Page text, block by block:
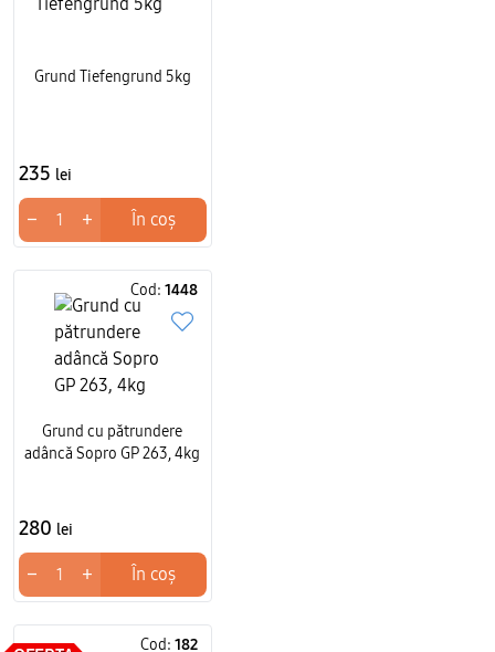
Grund Tiefengrund 5kg
235 lei
− + În coș
Cod: 1448
Grund cu pătrundere
adâncă Sopro GP 263, 4kg
280 lei
− + În coș
Cod: 182